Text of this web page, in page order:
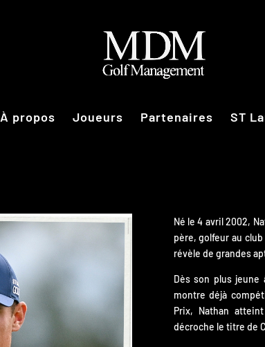
À propos Joueurs Partenaires ST
Né le 4 avril 2002,
père, golfeur au
révèle de grandes
Dès son plus jeune
montre déjà
Prix, Nathan
décroche le titre de